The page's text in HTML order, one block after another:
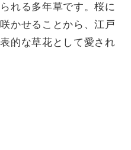
れる多年草です。桜に
かせることから、江戸
的な草花として愛され